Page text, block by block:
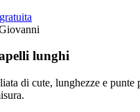
lunghi
di cute, lunghezze e punte